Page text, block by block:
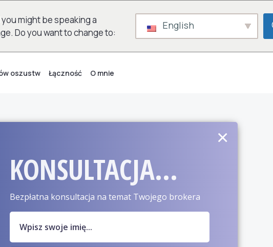
might be speaking a
Do you want to change to:
English
oszustw Łączność O mnie
KONSULTACJA...
Bezpłatna konsultacja na temat Twojego brokera
×